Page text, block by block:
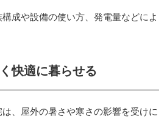
成や設備の使い方、発電量などによ
快適に暮らせる
、屋外の暑さや寒さの影響を受けに